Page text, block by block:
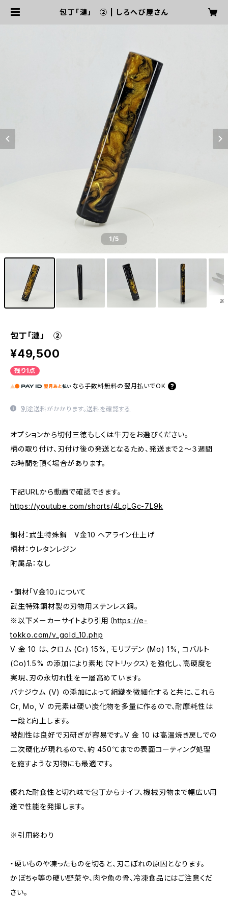
包丁「漣」 ② | しろへび屋さん
1/5
包丁「漣」 ②
¥49,500
残り1点
なら 手数料無料の 翌月払いでOK
別途送料がかかります。送料を確認する
オプションから切付三徳もしくは牛刀をお選びください。
柄の取り付け、刃付け後の発送となるため、発送まで２～３週間
お時間を頂く場合があります。
下記URLから動画で確認できます。
https://youtube.com/shorts/4LqLGc-7L9k
鋼材：武生特殊鋼 V金10 ヘアライン仕上げ
柄材：ウレタンレジン
附属品：なし
・鋼材「V金10」について
武生特殊鋼材製の刃物用ステンレス鋼。
※以下メーカーサイトより引用（https://e-
tokko.com/v_gold_10.php
V 金 10 は、クロム (Cr) 15%, モリブデン (Mo) 1%, コバルト
(Co)1.5% の添加により素地（マトリックス）を強化し、高硬度を
実現、刃の永切れ性を一層高めています。
バナジウム (V) の添加によって組織を微細化すると共に、これら
Cr, Mo, V の元素は硬い炭化物を多量に作るので、耐摩耗性は
一段と向上します。
被削性は良好で刃研ぎが容易です。V 金 10 は高温焼き戻しでの
二次硬化が現れるので、約 450℃までの表面コーティング処理
を施すような刃物にも最適です。
優れた耐食性と切れ味で包丁からナイフ、機械刃物まで幅広い用
途で性能を発揮します。
※引用終わり
・硬いものや凍ったものを切ると、刃こぼれの原因となります。
かぼちゃ等の硬い野菜や、肉や魚の骨、冷凍食品にはご注意くだ
さい。